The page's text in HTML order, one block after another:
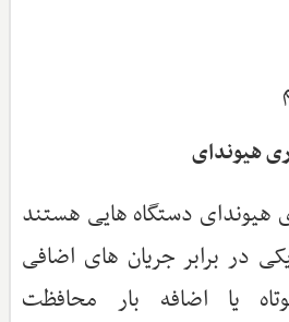
هیوندای
هیوندای دستگاه هایی هستند
در برابر جریان های اضافی
یا اضافه بار محافظت